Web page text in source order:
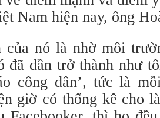
Nam hiện nay, ông
của nó là nhờ môi
đã dần trở thành như
công dân’, tức là
giờ có thống kê cho